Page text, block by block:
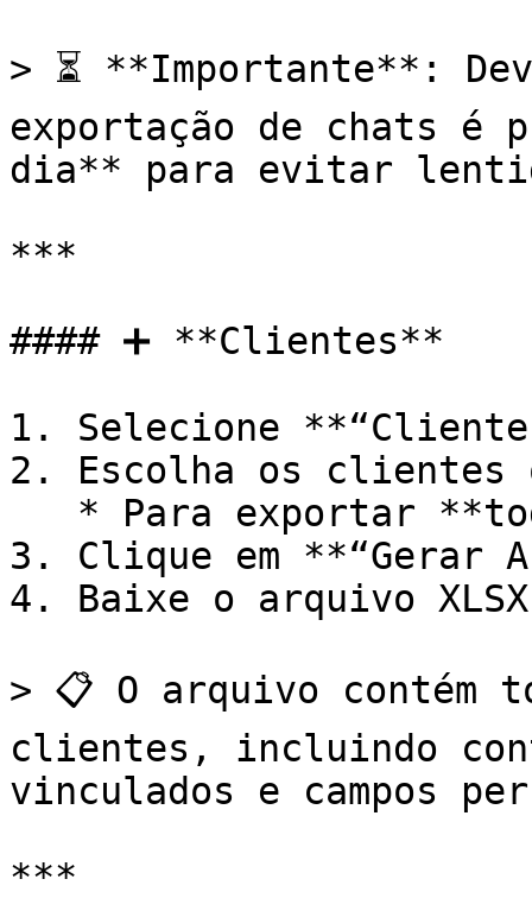
> ⏳ **Importante**:
exportação de chats é
dia** para evitar
***
#### ➕ **Clientes**
1. Selecione
2. Escolha os clientes
3. Clique em **“Gerar
4. Baixe o arquivo
> 📋 O arquivo contém
clientes, incluindo
vinculados e campos
***